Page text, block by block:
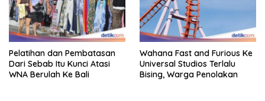
Pelatihan dan Pembatasan
Dari Sebab Itu Kunci Atasi
WNA Berulah Ke Bali
Wahana Fast and Furious Ke
Universal Studios Terlalu
Bising, Warga Penolakan